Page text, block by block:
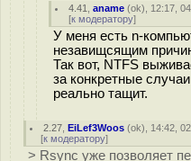
4.41 ,aname (ok), 12:17,
[к модератору]
У меня есть n-
незавищсящим
Так вот, NTFS
за конкретные
реально тащит.
2.27 ,EiLef3Woos (ok), 14:42,
[к модератору]
> Rsync уже позволяет